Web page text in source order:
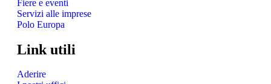
Fiere e eventi
Servizi alle imprese
Polo Europa
Link utili
Aderire